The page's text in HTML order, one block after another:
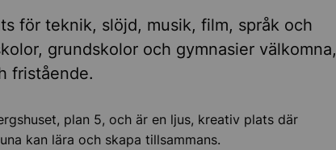
för teknik, slöjd, musik, film, språk och
grundskolor och gymnasier välkomna,
fristående.
plan 5, och är en ljus, kreativ plats där
kan lära och skapa tillsammans.